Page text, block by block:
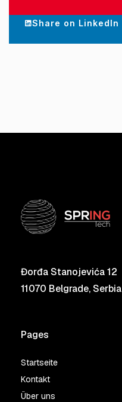
Share on LinkedIn
Đorđa Stanojevića 12
11070 Belgrade, Serbia
Pages
Startseite
Kontakt
Über uns